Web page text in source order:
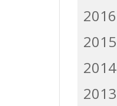
2016
2015
2014
2013